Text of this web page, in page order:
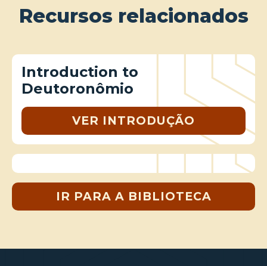
Recursos relacionados
Introduction to
Deutoronômio
VER INTRODUÇÃO
IR PARA A BIBLIOTECA